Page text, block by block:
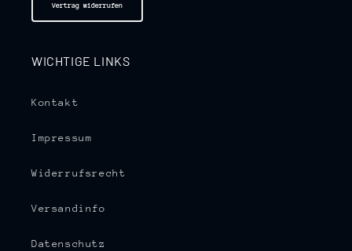
Vertrag widerrufen
WICHTIGE LINKS
Kontakt
Impressum
Widerrufsrecht
Versandinfo
Datenschutz